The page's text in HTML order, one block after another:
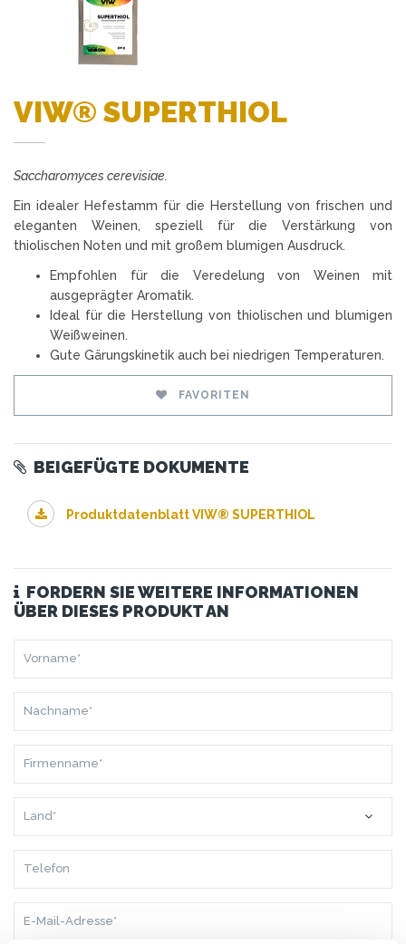
VIW® SUPERTHIOL
Saccharomyces cerevisiae.
Ein idealer Hefestamm für die Herstellung von frischen und
eleganten Weinen, speziell für die Verstärkung von
thiolischen Noten und mit großem blumigen Ausdruck.
Empfohlen für die Veredelung von Weinen mit
ausgeprägter Aromatik.
Ideal für die Herstellung von thiolischen und blumigen
Weißweinen.
Gute Gärungskinetik auch bei niedrigen Temperaturen.
FAVORITEN
BEIGEFÜGTE DOKUMENTE
Produktdatenblatt VIW® SUPERTHIOL
FORDERN SIE WEITERE INFORMATIONEN
ÜBER DIESES PRODUKT AN
MAIL-